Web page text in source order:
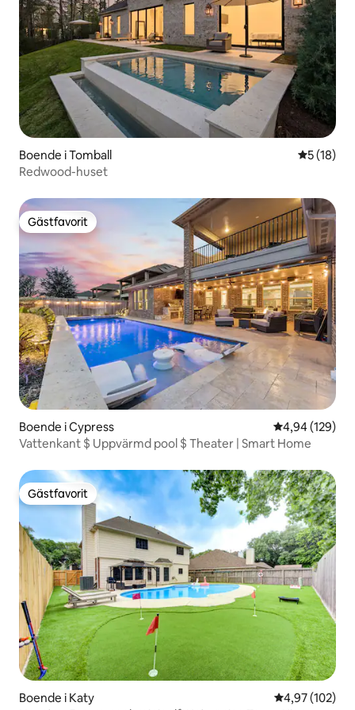
Boende i Tomball 5 av 5 i
5 (18)
Redwood-huset
Gästfavorit
Gästfavorit
Boende i Cypress 4,94 av 5 i
4,94 (129)
Vattenkant $ Uppvärmd pool $ Theater | Smart Home
Gästfavorit
Gästfavorit
Boende i Katy 4,97 av 5 i
4,97 (102)